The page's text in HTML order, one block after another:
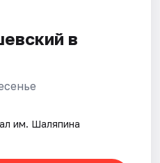
в
им. Шаляпина